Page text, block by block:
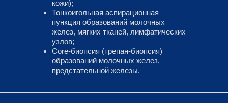
кожи);
Тонкоигольная аспирационная
пункция образований молочных
желез, мягких тканей, лимфатических
узлов;
Core-биопсия (трепан-биопсия)
образований молочных желез,
предстательной железы.